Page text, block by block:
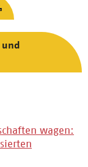
wagen: